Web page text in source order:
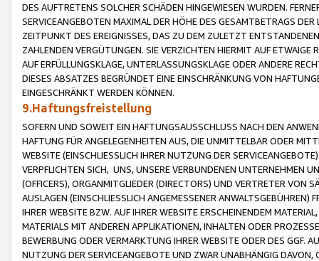
DES AUFTRETENS SOLCHER SCHÄDEN HINGEWIESEN WURDEN.
SERVICEANGEBOTEN MAXIMAL DER HÖHE DES GESAMTBETRAGS
ZEITPUNKT DES EREIGNISSES, DAS ZU DEM ZULETZT
ZAHLENDEN VERGÜTUNGEN. SIE VERZICHTEN HIERMIT AUF
AUF ERFÜLLUNGSKLAGE, UNTERLASSUNGSKLAGE ODER ANDERE
DIESES ABSATZES BEGRÜNDET EINE EINSCHRÄNKUNG VON
EINGESCHRÄNKT WERDEN KÖNNEN.
9.Haftungsfreistellung
SOFERN UND SOWEIT EIN HAFTUNGSAUSSCHLUSS NACH DEN
HAFTUNG FÜR ANGELEGENHEITEN AUS, DIE UNMITTELBAR ODER
WEBSITE (EINSCHLIESSLICH IHRER NUTZUNG DER
VERPFLICHTEN SICH, UNS, UNSERE VERBUNDENEN UNTERNEHMEN
(OFFICERS), ORGANMITGLIEDER (DIRECTORS) UND VERTRETER VON
AUSLAGEN (EINSCHLIESSLICH ANGEMESSENER
IHRER WEBSITE BZW. AUF IHRER WEBSITE ERSCHEINENDEM
MATERIALS MIT ANDEREN APPLIKATIONEN, INHALTEN ODER
BEWERBUNG ODER VERMARKTUNG IHRER WEBSITE ODER DES GGF.
NUTZUNG DER SERVICEANGEBOTE UND ZWAR UNABHÄNGIG